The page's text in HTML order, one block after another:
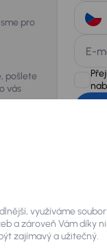
pro
pošlete
vás
E-
AURES
využíváme
a zároveň Vám díky
zajímavý a užitečný.